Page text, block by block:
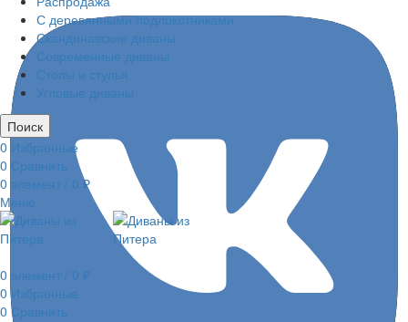
С деревянными подлокотниками
Скандинавские диваны
Современные диваны
Столы и стулья
Угловые диваны
Поиск
0 Избранные
0 Сравнить
0 элемент / 0 ₽
Меню
0 элемент / 0 ₽
0Избранные
0 Сравнить